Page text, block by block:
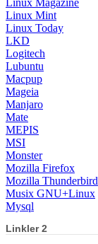
Linux Magazine
Linux Mint
Linux Today
LKD
Logitech
Lubuntu
Macpup
Mageia
Manjaro
Mate
MEPIS
MSI
Monster
Mozilla Firefox
Mozilla Thunderbird
Musix GNU+Linux
Mysql
Linkler 2